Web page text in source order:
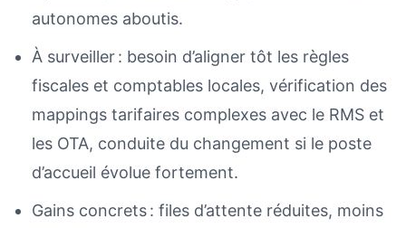
autonomes aboutis.
À surveiller : besoin d’aligner tôt les règles
fiscales et comptables locales, vérification des
mappings tarifaires complexes avec le RMS et
les OTA, conduite du changement si le poste
d’accueil évolue fortement.
Gains concrets : files d’attente réduites, moins